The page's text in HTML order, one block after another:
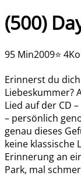
(500)
95 Min2009⭐ 4
Erinnerst du
Liebeskummer?
Lied auf der CD
– persönlich
genau dieses
keine klassische
Erinnerung an
Park, mal